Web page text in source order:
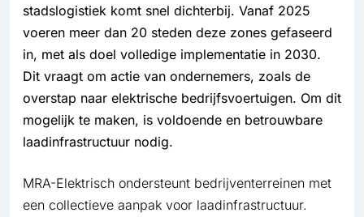
stadslogistiek komt snel dichterbij. Vanaf 2025
voeren meer dan 20 steden deze zones gefaseerd
in, met als doel volledige implementatie in 2030.
Dit vraagt om actie van ondernemers, zoals de
overstap naar elektrische bedrijfsvoertuigen. Om dit
mogelijk te maken, is voldoende en betrouwbare
laadinfrastructuur nodig.
MRA-Elektrisch ondersteunt bedrijventerreinen met
een collectieve aanpak voor laadinfrastructuur.